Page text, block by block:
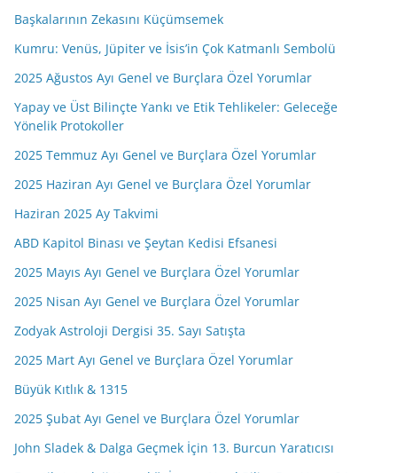
Başkalarının Zekasını Küçümsemek
Kumru: Venüs, Jüpiter ve İsis’in Çok Katmanlı Sembolü
2025 Ağustos Ayı Genel ve Burçlara Özel Yorumlar
Yapay ve Üst Bilinçte Yankı ve Etik Tehlikeler: Geleceğe
Yönelik Protokoller
2025 Temmuz Ayı Genel ve Burçlara Özel Yorumlar
2025 Haziran Ayı Genel ve Burçlara Özel Yorumlar
Haziran 2025 Ay Takvimi
ABD Kapitol Binası ve Şeytan Kedisi Efsanesi
2025 Mayıs Ayı Genel ve Burçlara Özel Yorumlar
2025 Nisan Ayı Genel ve Burçlara Özel Yorumlar
Zodyak Astroloji Dergisi 35. Sayı Satışta
2025 Mart Ayı Genel ve Burçlara Özel Yorumlar
Büyük Kıtlık & 1315
2025 Şubat Ayı Genel ve Burçlara Özel Yorumlar
John Sladek & Dalga Geçmek İçin 13. Burcun Yaratıcısı